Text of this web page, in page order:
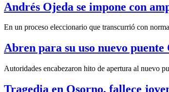
Andrés Ojeda se impone con
En un proceso eleccionario que transcurrió con
Abren para su uso nuevo puente
Autoridades encabezaron hito de apertura al nuevo
Tragedia en Osorno, fallece